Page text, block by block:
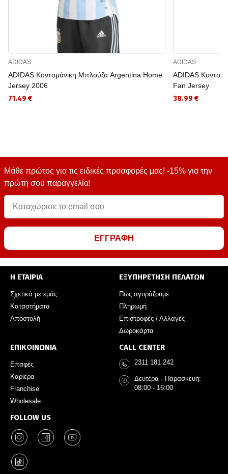
ADIDAS
ADIDAS Κοντομάνικη Μπλούζα Argentina Home
Jersey 2006
71.49 €
ADIDAS
ADIDAS
Fan Jersey
38.99 €
Μάθε πρώτος για τις ειδικές προσφορές μας! -15% για την
πρώτη σου παραγγελία!
ΕΓΓΡΑΦΗ
Η ΕΤΑΙΡΙΑ
Σχετικά με εμάς
Καταστήματα
Αποστολή
ΕΞΥΠΗΡΕΤΗΣΗ ΠΕΛΑΤΩΝ
Πως αγοράζουμε
Πληρωμή
Επιστροφές / Αλλαγές
Δωροκάρτα
ΕΠΙΚΟΙΝΩΝΙΑ
Επαφές
Καριέρα
Franchise
Wholesale
FOLLOW US
CALL CENTER
2311 181 242
Δευτέρα - Παρασκευή:
08:00 - 16:00